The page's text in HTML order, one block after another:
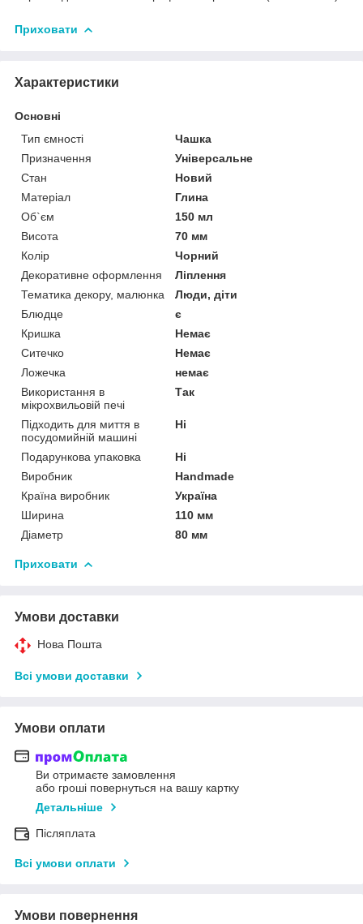
Приховати
Характеристики
Основні
Тип ємності
Чашка
Призначення
Універсальне
Стан
Новий
Матеріал
Глина
Об`єм
150 мл
Висота
70 мм
Колір
Чорний
Декоративне оформлення
Ліплення
Тематика декору, малюнка
Люди, діти
Блюдце
є
Кришка
Немає
Ситечко
Немає
Ложечка
немає
Використання в
мікрохвильовій печі
Так
Підходить для миття в
посудомийній машині
Ні
Подарункова упаковка
Ні
Виробник
Handmade
Країна виробник
Україна
Ширина
110 мм
Діаметр
80 мм
Приховати
Умови доставки
Нова Пошта
Всі умови доставки
Умови оплати
Ви отримаєте замовлення
або гроші повернуться на вашу картку
Детальніше
Післяплата
Всі умови оплати
Умови повернення